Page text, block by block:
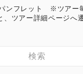
ンフレット ※ツアー
、ツアー詳細ページへ
検索